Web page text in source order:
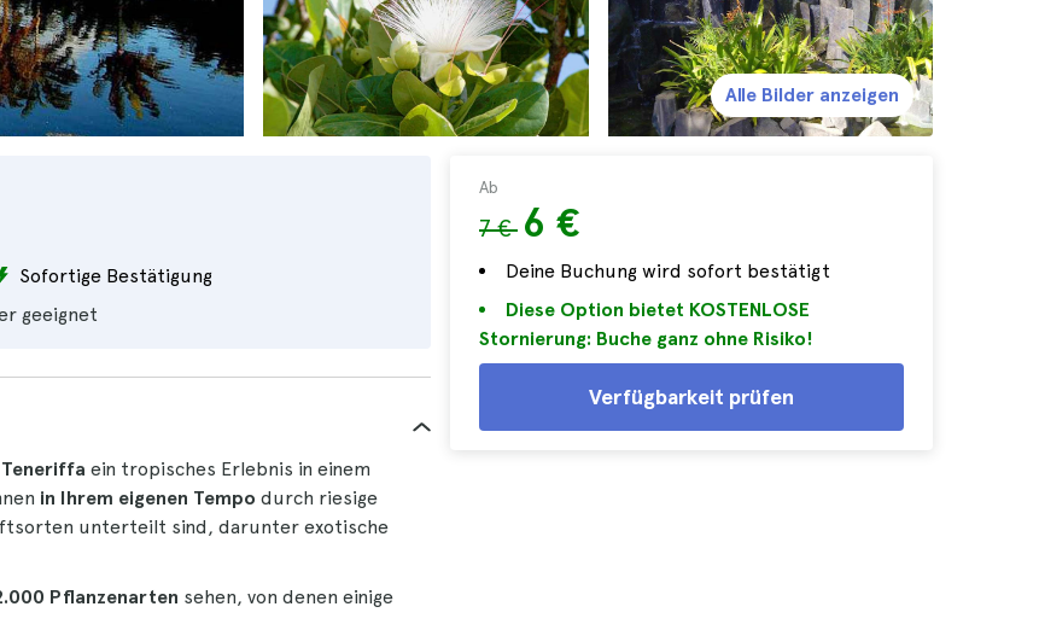
geeignet
Sofortige Bestätigung
Ab
7 € 6 €
Deine Buchung wird sofort bestätigt
Diese Option bietet KOSTENLOSE
Stornierung: Buche ganz ohne Risiko!
Verfügbarkeit prüfen
Alle Bilder anzeigen
ein tropisches Erlebnis in einem
in Ihrem eigenen Tempo durch riesige
unterteilt sind, darunter exotische
Pflanzenarten sehen, von denen einige